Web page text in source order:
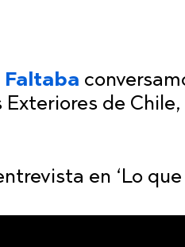
Faltaba
Exteriores de
en ‘Lo